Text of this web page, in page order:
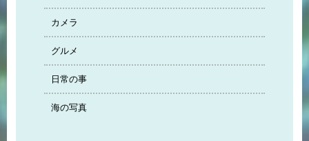
カメラ
グルメ
日常の事
海の写真